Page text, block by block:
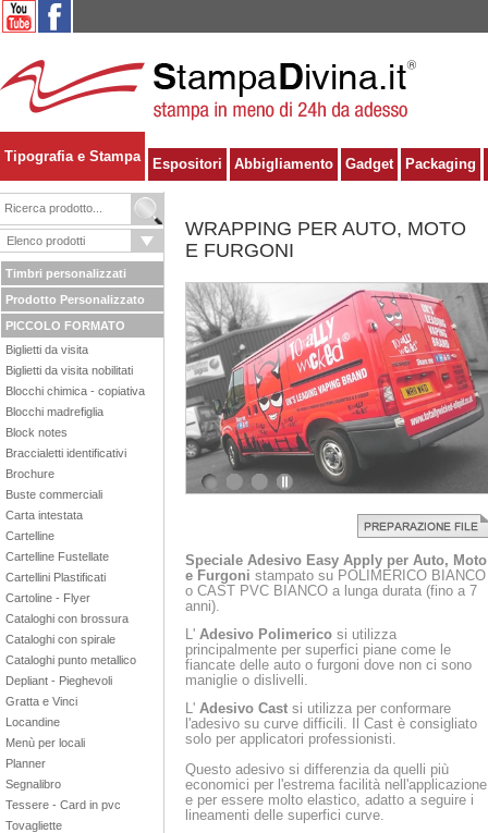
Tipografia e Stampa Espositori Abbigliamento Gadget Packaging
Timbri personalizzati
Prodotto Personalizzato
PICCOLO FORMATO
Biglietti da visita
Biglietti da visita nobilitati
Blocchi chimica - copiativa
Blocchi madrefiglia
Block notes
Braccialetti identificativi
Brochure
Buste commerciali
Carta intestata
Cartelline
Cartelline Fustellate
Cartellini Plastificati
Cartoline - Flyer
Cataloghi con brossura
Cataloghi con spirale
Cataloghi punto metallico
Depliant - Pieghevoli
Gratta e Vinci
Locandine
Menù per locali
Planner
Segnalibro
Tessere - Card in pvc
Tovagliette
WRAPPING PER AUTO, MOTO
E FURGONI
Speciale Adesivo Easy Apply per Auto, Moto
e Furgoni stampato su POLIMERICO BIANCO
o CAST PVC BIANCO a lunga durata (fino a 7
anni).
L' Adesivo Polimerico si utilizza
principalmente per superfici piane come le
fiancate delle auto o furgoni dove non ci sono
maniglie o dislivelli.
L' Adesivo Cast si utilizza per conformare
l'adesivo su curve difficili. Il Cast è consigliato
solo per applicatori professionisti.
Questo adesivo si differenzia da quelli più
economici per l'estrema facilità nell'applicazione
e per essere molto elastico, adatto a seguire i
lineamenti delle superfici curve.